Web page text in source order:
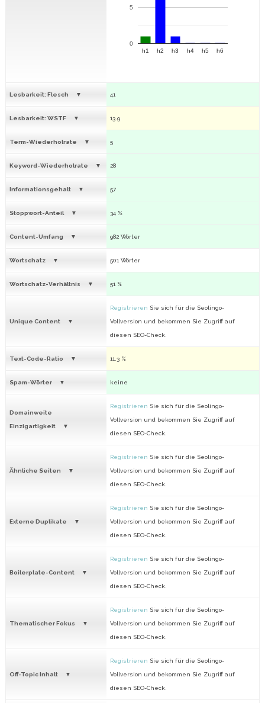
h1 h2 h3 h4 h5 h6
0
5
Lesbarkeit: Flesch 41
Lesbarkeit: WSTF 13.9
Term-Wiederholrate 5
Keyword-Wiederholrate 28
Informationsgehalt 57
Stoppwort-Anteil 34 %
Content-Umfang 982 Wörter
Wortschatz 501 Wörter
Wortschatz-Verhältnis 51 %
Unique Content
Registrieren Sie sich für die Seolingo-
Vollversion und bekommen Sie Zugriff auf
diesen SEO-Check.
Text-Code-Ratio 11.3 %
Spam-Wörter keine
Domainweite
Einzigartigkeit
Registrieren Sie sich für die Seolingo-
Vollversion und bekommen Sie Zugriff auf
diesen SEO-Check.
Ähnliche Seiten
Registrieren Sie sich für die Seolingo-
Vollversion und bekommen Sie Zugriff auf
diesen SEO-Check.
Externe Duplikate
Registrieren Sie sich für die Seolingo-
Vollversion und bekommen Sie Zugriff auf
diesen SEO-Check.
Boilerplate-Content
Registrieren Sie sich für die Seolingo-
Vollversion und bekommen Sie Zugriff auf
diesen SEO-Check.
Thematischer Fokus
Registrieren Sie sich für die Seolingo-
Vollversion und bekommen Sie Zugriff auf
diesen SEO-Check.
Off-Topic Inhalt
Registrieren Sie sich für die Seolingo-
Vollversion und bekommen Sie Zugriff auf
diesen SEO-Check.